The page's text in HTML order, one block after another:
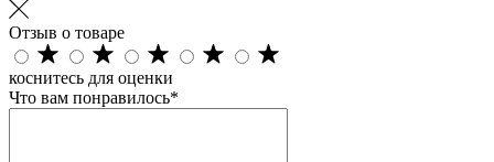
Отзыв о товаре
коснитесь для оценки
Что вам понравилось*